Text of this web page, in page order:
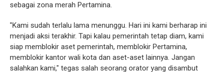
sebagai zona merah Pertamina.
"Kami sudah terlalu lama menunggu. Hari ini kami berharap ini
menjadi aksi terakhir. Tapi kalau pemerintah tetap diam, kami
siap memblokir aset pemerintah, memblokir Pertamina,
memblokir kantor wali kota dan aset-aset lainnya. Jangan
salahkan kami," tegas salah seorang orator yang disambut